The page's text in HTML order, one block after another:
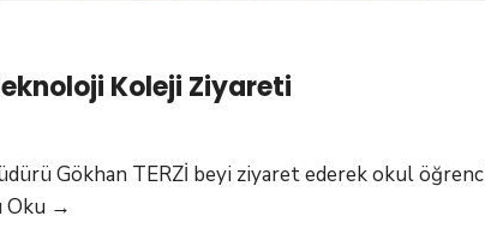
Koleji Ziyareti
Gökhan TERZİ beyi ziyaret ederek okul
Oku →